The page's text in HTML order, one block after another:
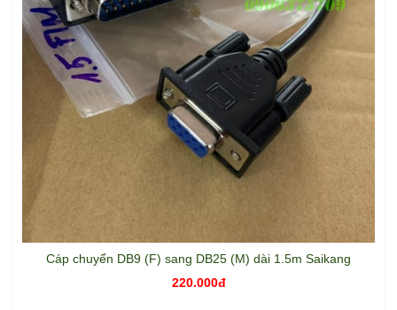
Cáp chuyển DB9 (F) sang DB25 (M) dài 1.5m Saikang
220.000đ